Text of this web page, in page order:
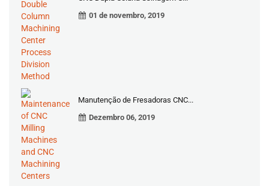
01 de novembro, 2019
Manutenção de Fresadoras CNC...
Dezembro 06, 2019